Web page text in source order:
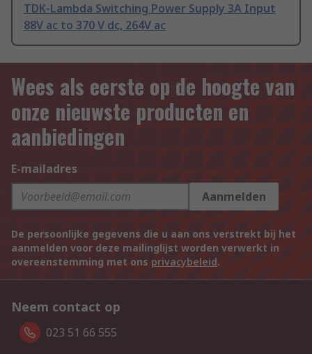
TDK-Lambda Switching Power Supply 3A Input
88V ac to 370 V dc, 264V ac
Wees als eerste op de hoogte van
onze nieuwste producten en
aanbiedingen
E-mailadres
Aanmelden
De persoonlijke gegevens die u aan ons verstrekt bij het
aanmelden voor deze mailinglijst worden verwerkt in
overeenstemming met ons privacybeleid.
Neem contact op
023 51 66 555